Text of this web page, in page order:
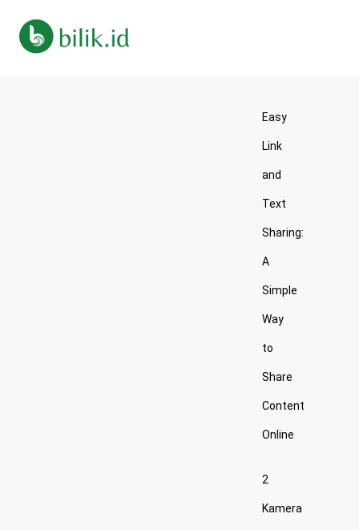
Easy
Link
and
Text
Sharing:
A
Simple
Way
to
Share
Content
Online
2
Kamera